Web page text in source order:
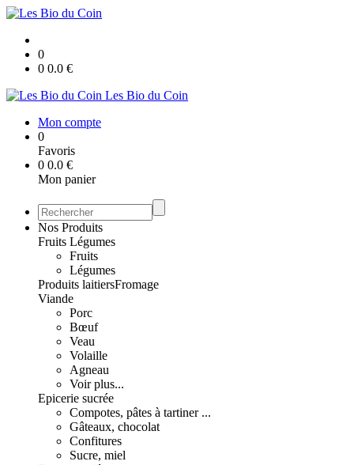
0
0 0.0 €
Les Bio du Coin
Mon compte
0
Favoris
0 0.0 €
Mon panier
Nos Produits
Fruits Légumes
Fruits
Légumes
Produits laitiersFromage
Viande
Porc
Bœuf
Veau
Volaille
Agneau
Voir plus...
Epicerie sucrée
Compotes, pâtes à tartiner ...
Gâteaux, chocolat
Confitures
Sucre, miel